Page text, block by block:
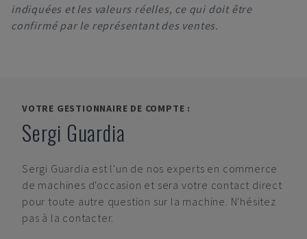
indiquées et les valeurs réelles, ce qui doit être
confirmé par le représentant des ventes.
VOTRE GESTIONNAIRE DE COMPTE :
Sergi Guardia
Sergi Guardia est l'un de nos experts en commerce
de machines d'occasion et sera votre contact direct
pour toute autre question sur la machine. N'hésitez
pas à la contacter.